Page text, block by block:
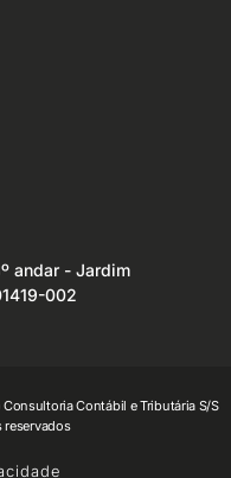
andar - Jardim
002
Contábil e Tributária S/S
reservados